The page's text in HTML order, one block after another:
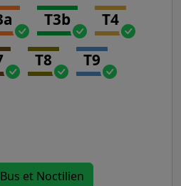
T3b T4
T8 T9
et Noctilien